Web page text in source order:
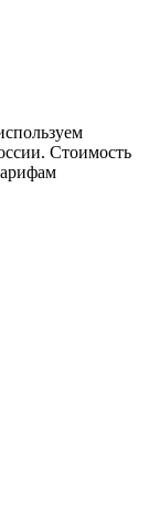
Стоимость